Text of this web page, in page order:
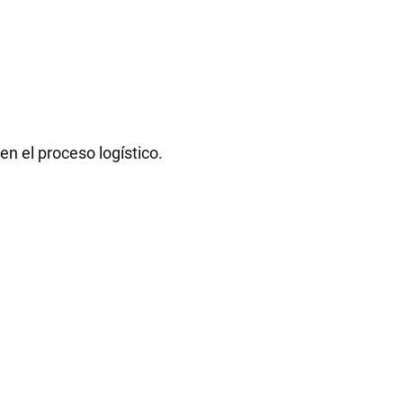
el proceso logístico.